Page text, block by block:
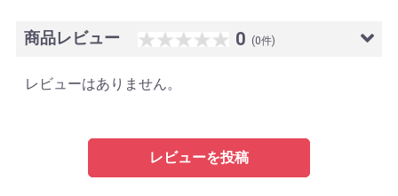
商品レビュー 0 (0件)
レビューはありません。
レビューを投稿